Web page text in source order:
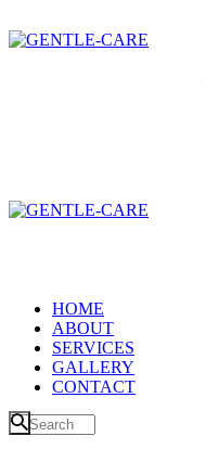
HOME
ABOUT
SERVICES
GALLERY
CONTACT